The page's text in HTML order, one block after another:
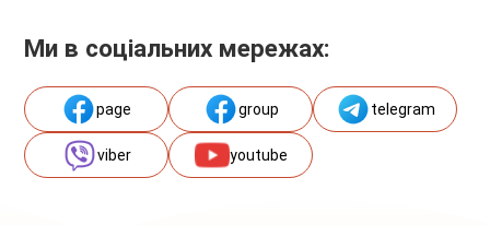
Ми в соціальних мережах:
page group telegram
viber youtube